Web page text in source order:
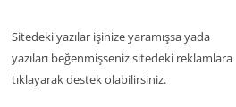
Sitedeki yazılar işinize yaramışsa yada
yazıları beğenmişseniz sitedeki reklamlara
tıklayarak destek olabilirsiniz.